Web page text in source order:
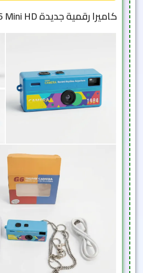
كاميرا رقمية جديدة G6 Mini HD